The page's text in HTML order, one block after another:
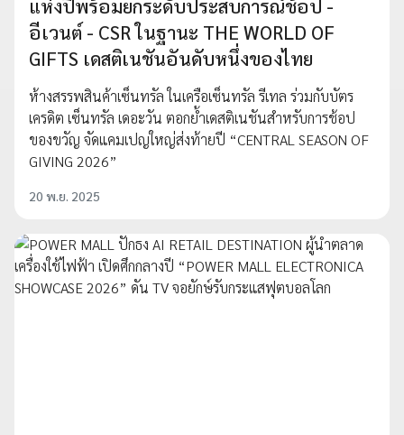
แห่งปีพร้อมยกระดับประสบการณ์ช้อป -
อีเวนต์ - CSR ในฐานะ THE WORLD OF
GIFTS เดสติเนชันอันดับหนึ่งของไทย
ห้างสรรพสินค้าเซ็นทรัล ในเครือเซ็นทรัล รีเทล ร่วมกับบัตร
เครดิต เซ็นทรัล เดอะวัน ตอกย้ำเดสติเนชันสำหรับการช้อป
ของขวัญ จัดแคมเปญใหญ่ส่งท้ายปี “CENTRAL SEASON OF
GIVING 2026”
20 พ.ย. 2025